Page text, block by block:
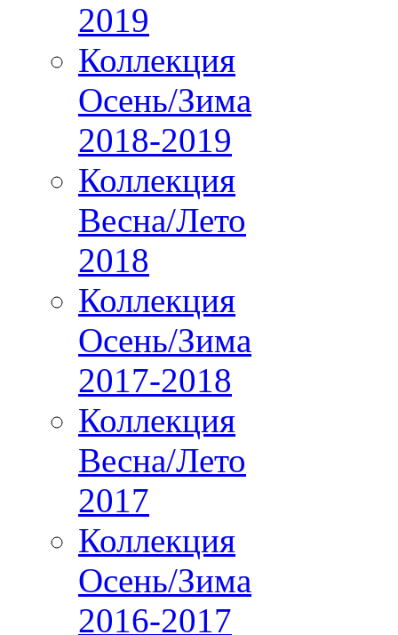
2019
Коллекция
Осень/Зима
2018-2019
Коллекция
Весна/Лето
2018
Коллекция
Осень/Зима
2017-2018
Коллекция
Весна/Лето
2017
Коллекция
Осень/Зима
2016-2017